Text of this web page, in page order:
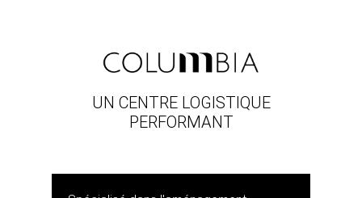
UN CENTRE LOGISTIQUE
PERFORMANT